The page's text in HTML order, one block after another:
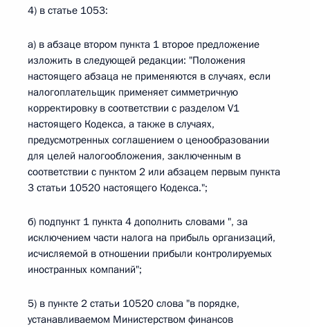
4) в статье 1053:
а) в абзаце втором пункта 1 второе предложение
изложить в следующей редакции: "Положения
настоящего абзаца не применяются в случаях, если
налогоплательщик применяет симметричную
корректировку в соответствии с разделом V1
настоящего Кодекса, а также в случаях,
предусмотренных соглашением о ценообразовании
для целей налогообложения, заключенным в
соответствии с пунктом 2 или абзацем первым пункта
3 статьи 10520 настоящего Кодекса.";
б) подпункт 1 пункта 4 дополнить словами ", за
исключением части налога на прибыль организаций,
исчисляемой в отношении прибыли контролируемых
иностранных компаний";
5) в пункте 2 статьи 10520 слова "в порядке,
устанавливаемом Министерством финансов